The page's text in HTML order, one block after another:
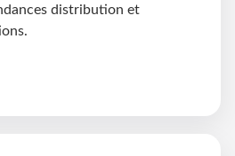
distribution et